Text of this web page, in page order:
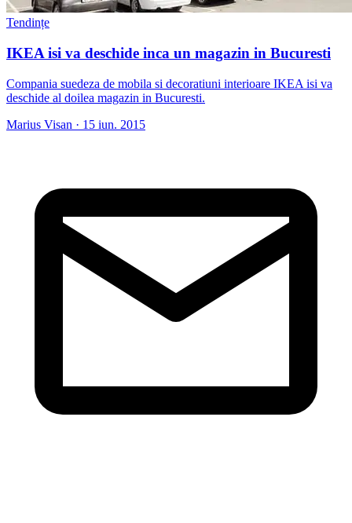
Tendințe
IKEA isi va deschide inca un magazin in Bucuresti
Compania suedeza de mobila si decoratiuni interioare IKEA isi va
deschide al doilea magazin in Bucuresti.
Marius Visan · 15 iun. 2015